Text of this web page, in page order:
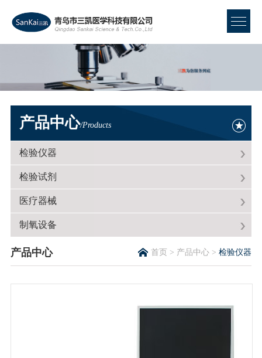
产品中心/Products
检验仪器
检验试剂
医疗器械
制氧设备
产品中心 首页 > 产品中心 >检验仪器